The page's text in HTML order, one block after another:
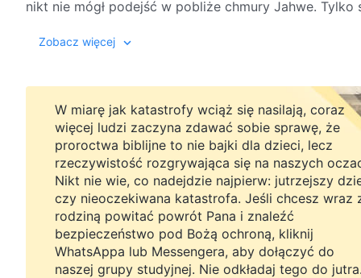
nikt nie mógł podejść w pobliże chmury Jahwe.
podążają. Tylko wówczas człowiek może osobiście
ciałem, nikt, kto ma ciało, nie mógłby dostąpić tak
zbawiona. Gdyby Duch Boga działał bezpośrednio
pozbawiona jakiejkolwiek możliwości kontaktu z
Pierwsze wcielenie miało na celu odkupienie
oznacza, że zbawił On człowieka z krzyża, lecz
pozostało. Drugie wcielenie nie ma już służyć jako
którzy zostali odkupieni z grzechu. Dokonuje się to
uwolnieni od grzechów i w pełni oczyszczeni, i aby
wpływu szatańskiej ciemności i powrócili przed tron
uświęcony. Bóg rozpoczął dzieło zbawienia w Wieku
Zobacz więcej
W miarę jak katastrofy wciąż się nasilają, coraz
więcej ludzi zaczyna zdawać sobie sprawę, że
proroctwa biblijne to nie bajki dla dzieci, lecz
rzeczywistość rozgrywająca się na naszych
Nikt nie wie, co nadejdzie najpierw: jutrzejszy
czy nieoczekiwana katastrofa. Jeśli chcesz wraz
rodziną powitać powrót Pana i znaleźć
bezpieczeństwo pod Bożą ochroną, kliknij
WhatsAppa lub Messengera, aby dołączyć do
naszej grupy studyjnej. Nie odkładaj tego do jutra.